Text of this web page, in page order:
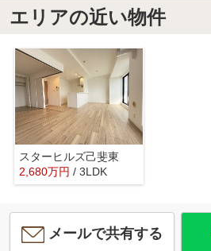
エリアの近い物件
スターヒルズ己斐東
2,680万円 / 3LDK
メールで共有する